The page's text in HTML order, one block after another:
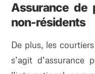
Assurance de
non-résidents
De plus, les
s’agit